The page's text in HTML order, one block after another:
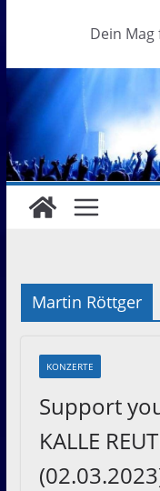
Dein Mag
Martin Röttger
KONZERTE
Support
KALLE